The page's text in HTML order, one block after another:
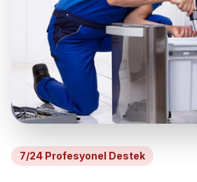
7/24 Profesyonel Destek